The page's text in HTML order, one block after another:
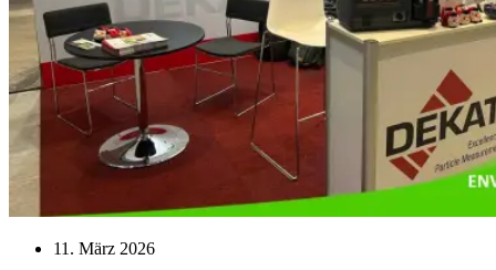
11. März 2026